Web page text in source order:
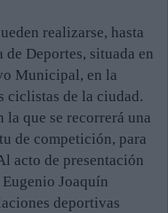
realizarse, hasta
Deportes, situada en
Municipal, en la
ciclistas de la ciudad.
la que se recorrerá una
de competición, para
acto de presentación
Joaquín
deportivas